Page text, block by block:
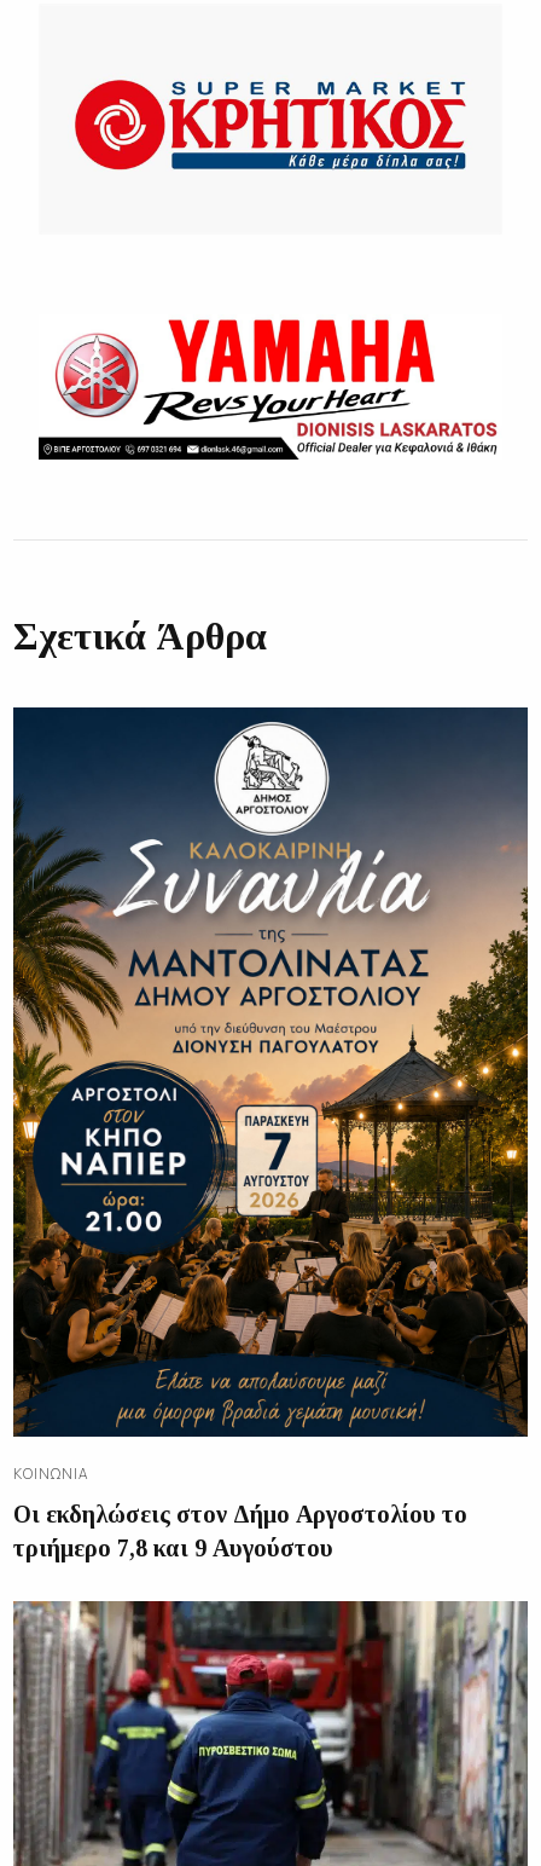
Σχετικά Άρθρα
ΚΟΙΝΩΝΊΑ
Οι εκδηλώσεις στον Δήμο Αργοστολίου το
τριήμερο 7,8 και 9 Αυγούστου